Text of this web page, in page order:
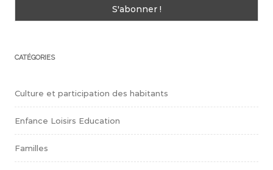
CATÉGORIES
Culture et participation des habitants
Enfance Loisirs Education
Familles